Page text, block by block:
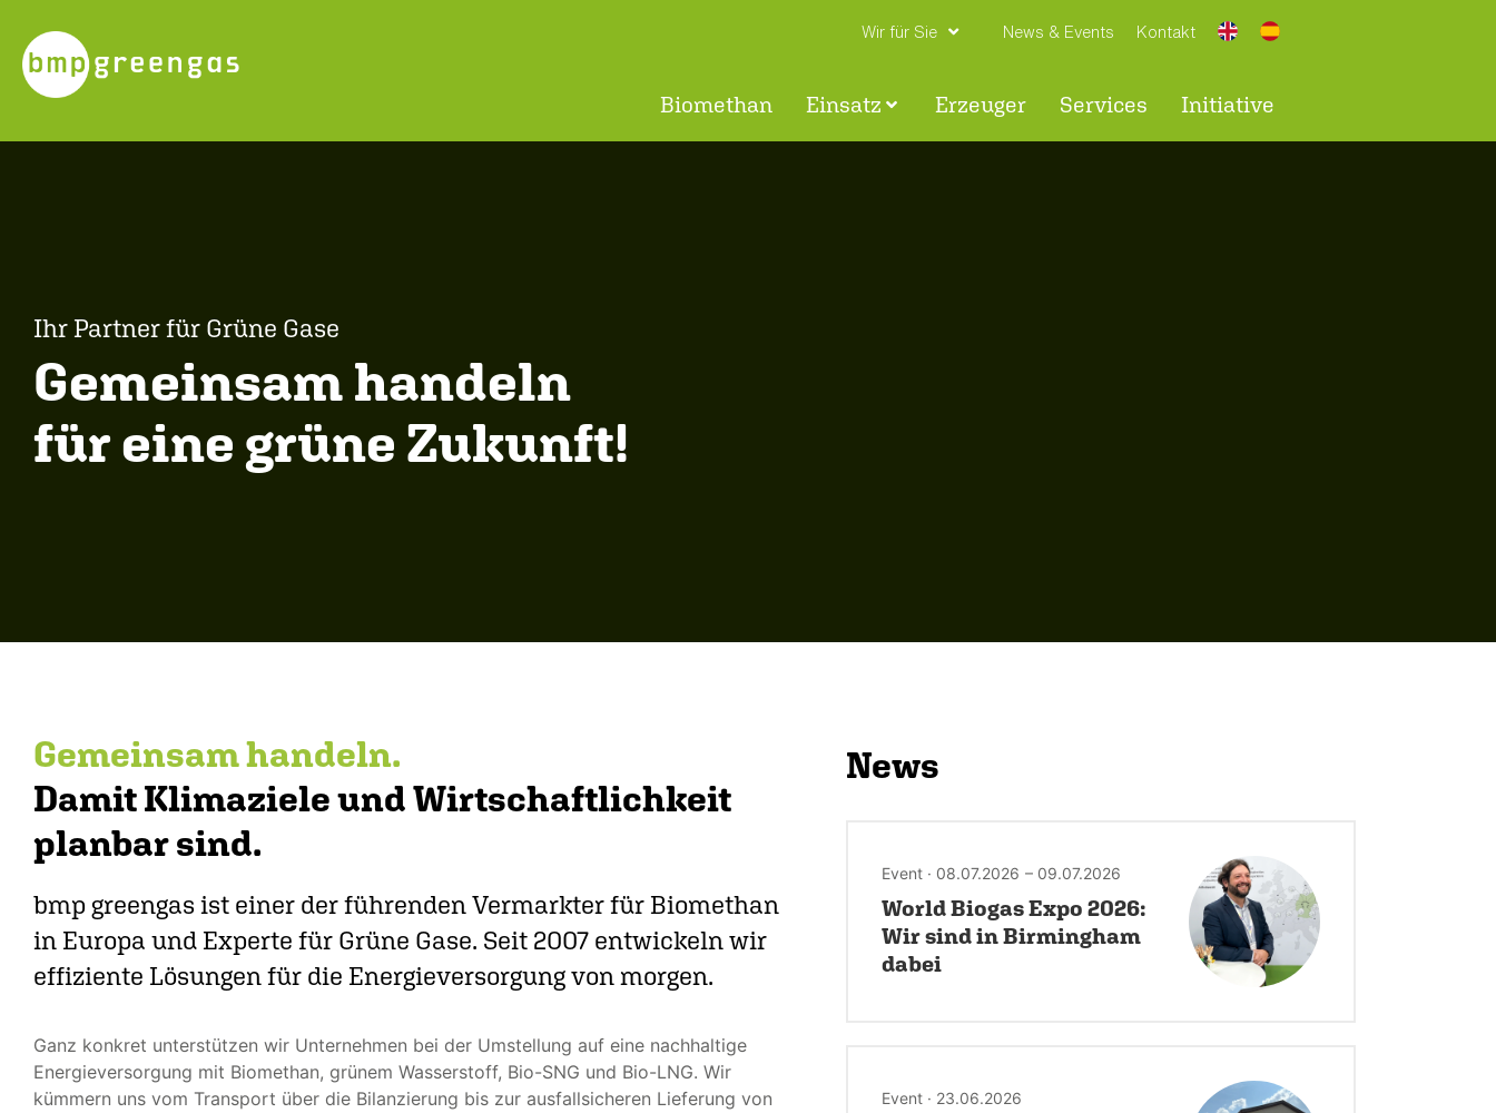
Wir für Sie News & Events Kontakt
Biomethan Einsatz Erzeuger Services Initiative
Ihr Partner für Grüne Gase
Gemeinsam handeln
für eine grüne Zukunft!
Gemeinsam handeln.
Damit Klimaziele und Wirtschaftlichkeit
planbar sind.
bmp greengas ist einer der führenden Vermarkter für Biomethan
in Europa und Experte für Grüne Gase. Seit 2007 entwickeln wir
effiziente Lösungen für die Energieversorgung von morgen.
Ganz konkret unterstützen wir Unternehmen bei der Umstellung auf eine nachhaltige
Energieversorgung mit Biomethan, grünem Wasserstoff, Bio-SNG und Bio-LNG. Wir
kümmern uns vom Transport über die Bilanzierung bis zur ausfallsicheren Lieferung von
News
Event · 08.07.2026 – 09.07.2026
World Biogas Expo 2026:
Wir sind in Birmingham
dabei
Event · 23.06.2026